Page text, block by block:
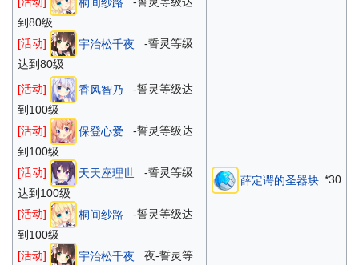
桐间纱路
到80级
[活动]
宇治松千夜
-誓灵等级
达到80级
[活动] 香风智乃
-誓灵等级达
到100级
[活动]
保登心爱
-誓灵等级达
到100级
[活动]
天天座理世
-誓灵等级
达到100级
[活动]
桐间纱路
-誓灵等级达
到100级
[活动]
宇治松千夜
夜-誓灵等
薛定谔的圣器块 *30